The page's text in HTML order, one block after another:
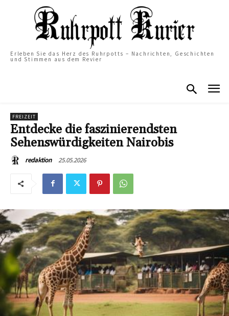
Erleben Sie das Herz des Ruhrpotts – Nachrichten, Geschichten
und Stimmen aus dem Revier
FREIZEIT
Entdecke die faszinierendsten
Sehenswürdigkeiten Nairobis
redaktion 25.05.2026